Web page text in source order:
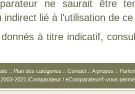
ne saurait être
indirect lié à l'utilisation de
à titre indicatif,
:: Plan des catégories :: Contact :: A propos ::
2021 iComparateur / eComparateur® vous